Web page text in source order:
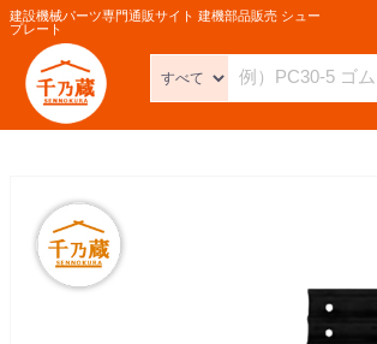
建設機械パーツ専門通販サイト 建機部品販売 シュー
プレート